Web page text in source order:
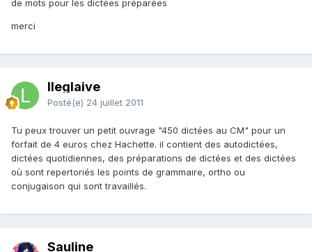
de mots pour les dictées préparées
merci
lleglaive
Posté(e) 24 juillet 2011
Tu peux trouver un petit ouvrage "450 dictées au CM" pour un
forfait de 4 euros chez Hachette. il contient des autodictées,
dictées quotidiennes, des préparations de dictées et des dictées
où sont repertoriés les points de grammaire, ortho ou
conjugaison qui sont travaillés.
Sauline